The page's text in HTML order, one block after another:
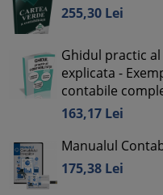
255,30 Lei
Ghidul practic
explicata -
contabile
163,17 Lei
Manualul
175,38 Lei